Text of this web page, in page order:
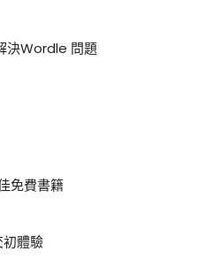
決Wordle 問題
免費書籍
初體驗